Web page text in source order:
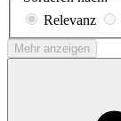
Relevanz
Mehr anzeigen